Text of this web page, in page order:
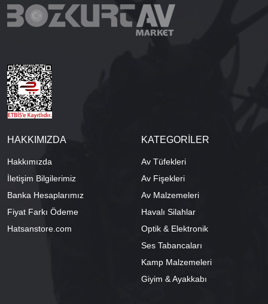
HAKKIMIZDA
Hakkımızda
İletişim Bilgilerimiz
Banka Hesaplarımız
Fiyat Farkı Ödeme
Hatsanstore.com
KATEGORİLER
Av Tüfekleri
Av Fişekleri
Av Malzemeleri
Havalı Silahlar
Optik & Elektronik
Ses Tabancaları
Kamp Malzemeleri
Giyim & Ayakkabı